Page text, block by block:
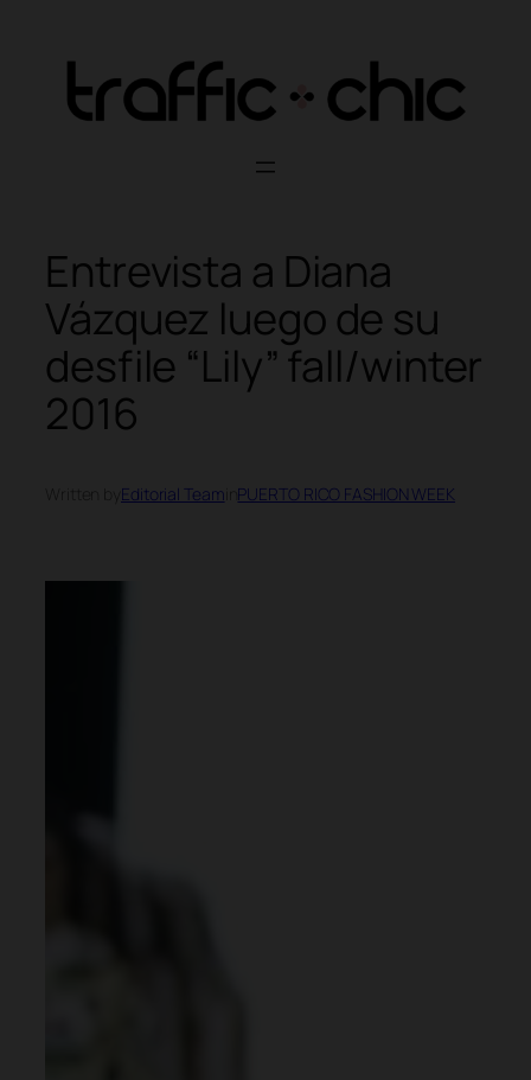
content
Entrevista a Diana
Vázquez luego de su
desfile “Lily” fall/winter
2016
Editorial Team PUERTO RICO FASHION WEEK